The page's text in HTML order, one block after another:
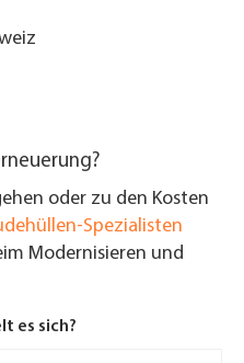
oder zu den Kosten
Spezialisten
Modernisieren und
es sich?